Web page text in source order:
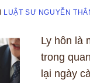
LUẬT SƯ NGUYỄN
Ly hôn là
trong
lại ngày